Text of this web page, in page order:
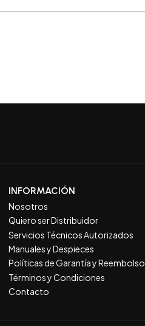
INFORMACIÓN
Nosotros
Quiero ser Distribuidor
Servicios Técnicos Autorizados
Manuales y Despieces
Políticas de Garantía y Reembolso
Términos y Condiciones
Contacto